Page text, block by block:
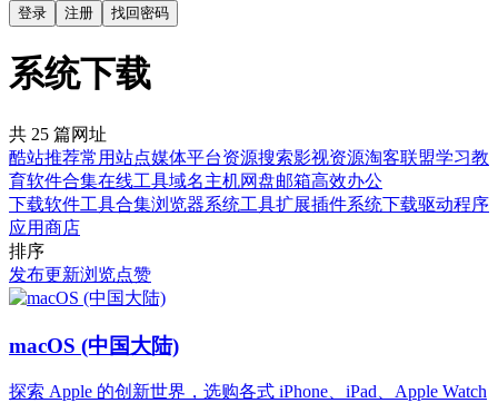
登录 注册 找回密码
系统下载
共 25 篇网址
酷站推荐常用站点媒体平台资源搜索影视资源淘客联盟学习教
育软件合集在线工具域名主机网盘邮箱高效办公
下载软件工具合集浏览器系统工具扩展插件系统下载驱动程序
应用商店
排序
发布更新浏览点赞
macOS (中国大陆)
探索 Apple 的创新世界，选购各式 iPhone、iPad、Apple Watch